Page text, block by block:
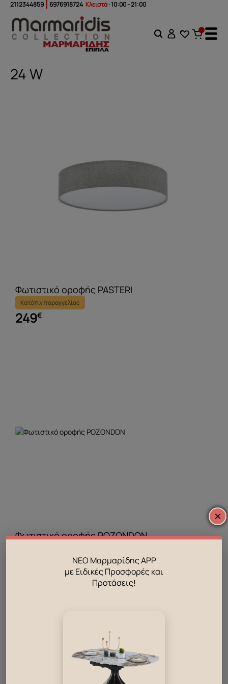
2112344859 6976918724 Κλειστά· 10:00 - 21:00
24 W
Φωτιστικό οροφής PASTERI
Κατόπιν παραγγελίας
249€
Φωτιστικό οροφής POZONDON
×
ΝΕΟ Μαρμαρίδης APP
με Ειδικές Προσφορές και
Προτάσεις!